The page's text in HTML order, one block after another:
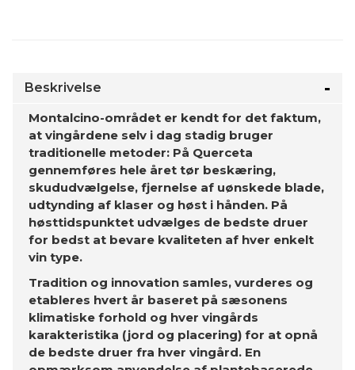
Beskrivelse
Montalcino-området er kendt for det faktum,
at vingårdene selv i dag stadig bruger
traditionelle metoder: På Querceta
gennemføres hele året tør beskæring,
skududvælgelse, fjernelse af uønskede blade,
udtynding af klaser og høst i hånden. På
høsttidspunktet udvælges de bedste druer
for bedst at bevare kvaliteten af ​​hver enkelt
vin type.
Tradition og innovation samles, vurderes og
etableres hvert år baseret på sæsonens
klimatiske forhold og hver vingårds
karakteristika (jord og placering) for at opnå
de bedste druer fra hver vingård. En